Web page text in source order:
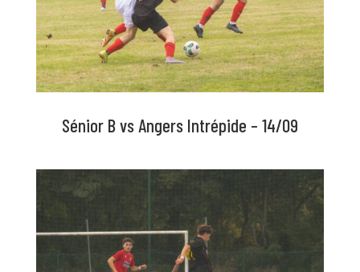
Sénior B vs Angers Intrépide – 14/09